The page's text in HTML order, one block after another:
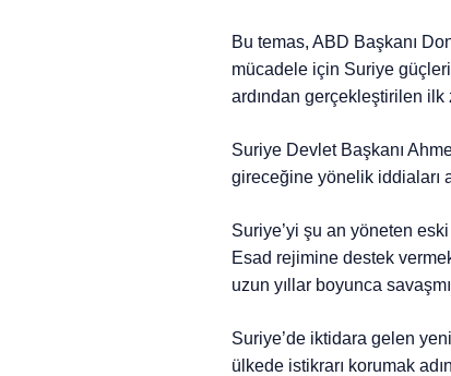
Bu temas, ABD Başkanı
mücadele için Suriye
ardından gerçekleştirilen ilk
Suriye Devlet Başkanı
gireceğine yönelik iddiaları
Suriye’yi şu an yöneten
Esad rejimine destek
uzun yıllar boyunca
Suriye’de iktidara gelen
ülkede istikrarı korumak